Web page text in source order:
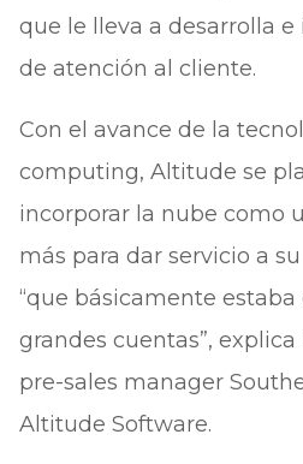
que le lleva a desarrolla
de atención al cliente.
Con el avance de la
computing, Altitude se
incorporar la nube como
más para dar servicio a
“que básicamente
grandes cuentas”,
pre-sales manager
Altitude Software.